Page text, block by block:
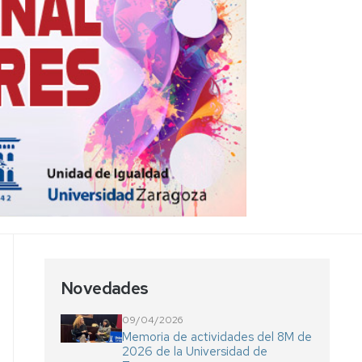
de
Género
Recomendaciones
para
el
uso
del
lenguaje
Novedades
09/04/2026
Memoria de actividades del 8M de
2026 de la Universidad de